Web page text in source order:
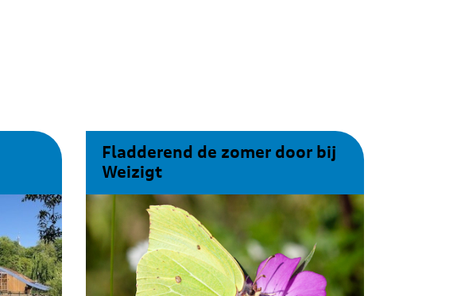
Fladderend de zomer door bij
Weizigt